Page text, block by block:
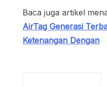
Baca juga artikel
AirTag Generasi
Ketenangan Dengan